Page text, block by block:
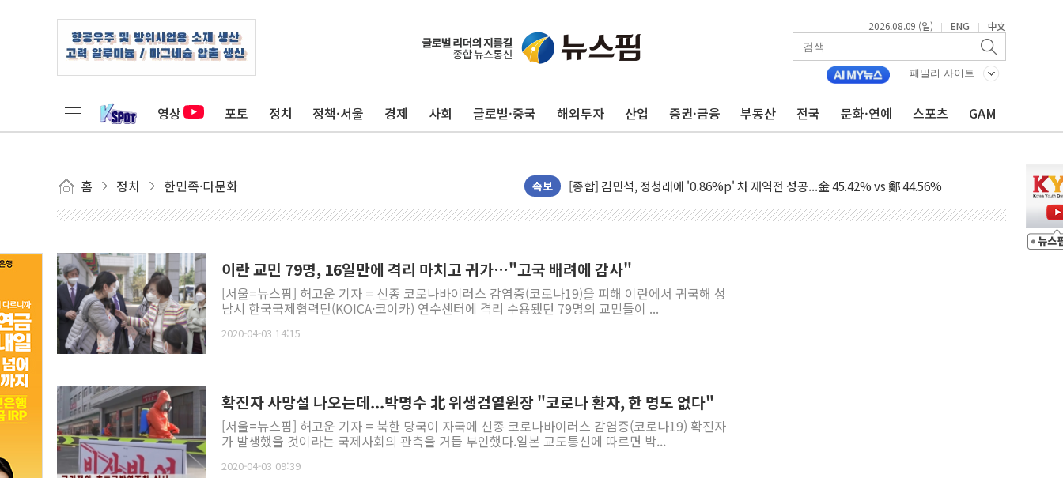
2026.08.09 (일) | ENG | 中文
패밀리 사이트
영상 포토 정치 정책·서울 경제 사회 글로벌·중국 해외투자 산업 증권·금융 부동산 전국 문화·연예 스포츠 GAM
홈 정치 한민족·다문화 속보
포항시 재난예산 40억 긴급 투입…고수온 양식장 복구·지원 '총력'
울진·영덕 '호우특보'-포항 '산사태 주의보'...경북도, 호우 피해·통제구간 없어
인천 합동연설회 나선 송영길·정청래·김민석 당대표 후보
김민석, 2주차 제주·인천 경선서 정청래에 승리...47.75% vs 42.08%
[속보] 민주, 인천 경선 결과 발표...김민석 45.09% 정청래 43.27% 송영길 11.63%
[속보] 민주, 제주 경선 결과 발표...김민석 52.64% 정청래 39.89% 송영길 7.47%
폐기물 수거하다 참변…60대 환경미화원 수거차에 치여 사망
서울 중랑구 주택가서 흉기 난동…60대 남성 2명 숨져
李대통령 "결혼 때문에 손해 보는 일 없게"…'결혼 페널티' 22개 과제 손본다
이란 교민 79명, 16일만에 격리 마치고 귀가…"고국 배려에 감사"
[서울=뉴스핌] 허고운 기자 = 신종 코로나바이러스 감염증(코로나19)을 피해 이란에서 귀국해 성
남시 한국국제협력단(KOICA·코이카) 연수센터에 격리 수용됐던 79명의 교민들이 ...
2020-04-03 14:15
확진자 사망설 나오는데...박명수 北 위생검열원장 "코로나 환자, 한 명도 없다"
[서울=뉴스핌] 허고운 기자 = 북한 당국이 자국에 신종 코로나바이러스 감염증(코로나19) 확진자
가 발생했을 것이라는 국제사회의 관측을 거듭 부인했다.일본 교도통신에 따르면 박...
2020-04-03 09:39